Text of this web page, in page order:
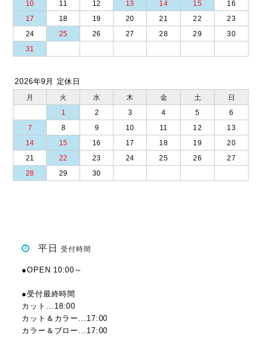
10
11 12 13 14 15
16
17
18 19 20 21 22
23
24
25 26 27 28 29
30
31
2026年9月 定休日
月 火 水 木 金 土
日
1
2 3 4 5
6
7
8 9 10 11 12
13
14
15 16 17 18 19
20
21
22 23 24 25 26
27
28
29 30
平日受付時間
●OPEN 10:00～
●受付最終時間
カット...18:00
カット＆カラー...17:00
カラー＆ブロー...17:00